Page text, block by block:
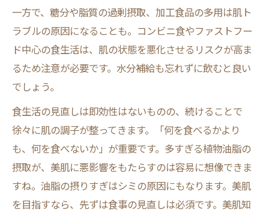
一方で、糖分や脂質の過剰摂取、加工食品の多用は肌ト
ラブルの原因になることも。コンビニ食やファストフー
ド中心の食生活は、肌の状態を悪化させるリスクが高ま
るため注意が必要です。水分補給も忘れずに飲むと良い
でしょう。
食生活の見直しは即効性はないものの、続けることで
徐々に肌の調子が整ってきます。「何を食べるかより
も、何を食べないか」が重要です。多すぎる植物油脂の
摂取が、美肌に悪影響をもたらすのは容易に想像できま
すね。油脂の摂りすぎはシミの原因にもなります。美肌
を目指すなら、先ずは食事の見直しは必須です。美肌知